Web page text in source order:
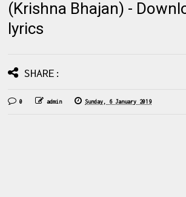
(Krishna Bhajan) -
lyrics
SHARE:
0 admin Sunday, 6 January 2019